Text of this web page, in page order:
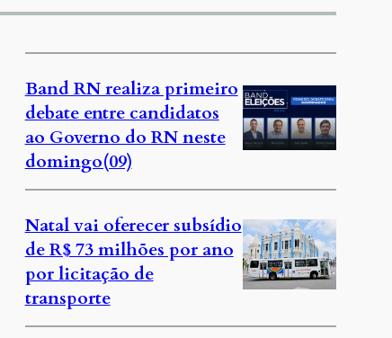
Band RN realiza primeiro
debate entre candidatos
ao Governo do RN neste
domingo(09)
Natal vai oferecer subsídio
de R$ 73 milhões por ano
por licitação de
transporte